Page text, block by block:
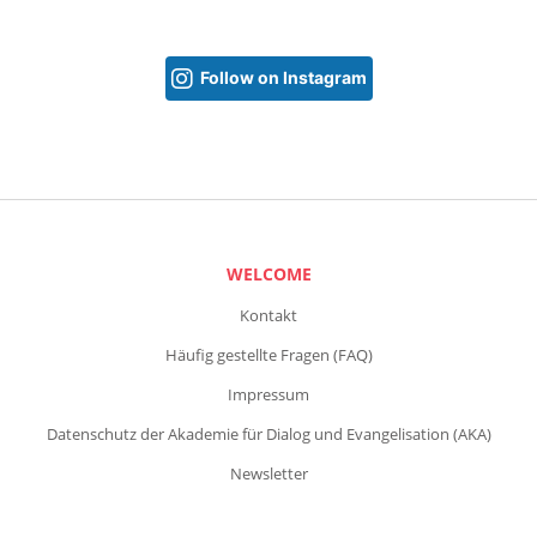
Follow on Instagram
WELCOME
Kontakt
Häufig gestellte Fragen (FAQ)
Impressum
Datenschutz der Akademie für Dialog und Evangelisation (AKA)
Newsletter